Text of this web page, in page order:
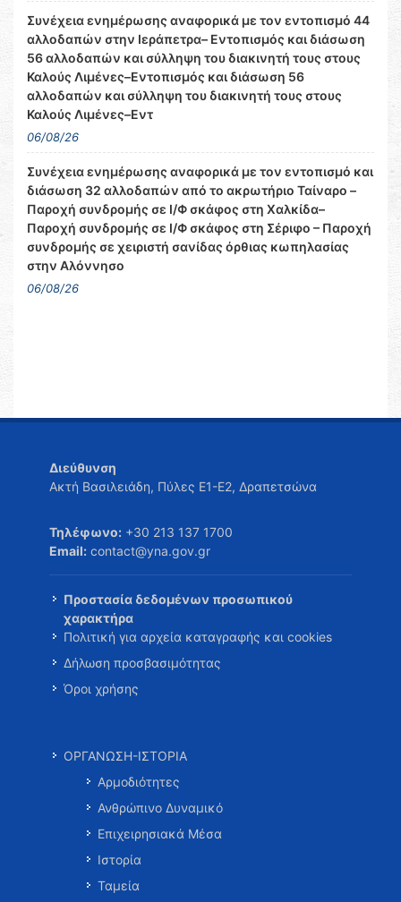
Συνέχεια ενημέρωσης αναφορικά με τον εντοπισμό 44
αλλοδαπών στην Ιεράπετρα– Εντοπισμός και διάσωση
56 αλλοδαπών και σύλληψη του διακινητή τους στους
Καλούς Λιμένες–Εντοπισμός και διάσωση 56
αλλοδαπών και σύλληψη του διακινητή τους στους
Καλούς Λιμένες–Εντ
06/08/26
Συνέχεια ενημέρωσης αναφορικά με τον εντοπισμό και
διάσωση 32 αλλοδαπών από το ακρωτήριο Ταίναρο –
Παροχή συνδρομής σε Ι/Φ σκάφος στη Χαλκίδα–
Παροχή συνδρομής σε Ι/Φ σκάφος στη Σέριφο – Παροχή
συνδρομής σε χειριστή σανίδας όρθιας κωπηλασίας
στην Αλόννησο
06/08/26
Διεύθυνση
Ακτή Βασιλειάδη, Πύλες Ε1-Ε2, Δραπετσώνα
Τηλέφωνο: +30 213 137 1700
Email: contact@yna.gov.gr
Προστασία δεδομένων προσωπικού
χαρακτήρα
Πολιτική για αρχεία καταγραφής και cookies
Δήλωση προσβασιμότητας
Όροι χρήσης
ΟΡΓΑΝΩΣΗ-ΙΣΤΟΡΙΑ
Αρμοδιότητες
Ανθρώπινο Δυναμικό
Επιχειρησιακά Μέσα
Ιστορία
Ταμεία